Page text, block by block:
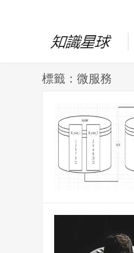
標籤：微服務